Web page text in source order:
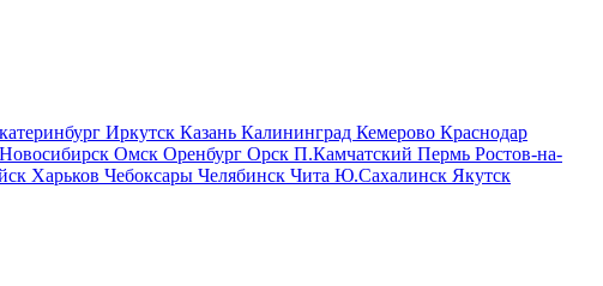
Иркутск Казань Калининград Кемерово Краснодар
Новосибирск Омск Оренбург Орск П.Камчатский Пермь Ростов-на-
Харьков Чебоксары Челябинск Чита Ю.Сахалинск Якутск